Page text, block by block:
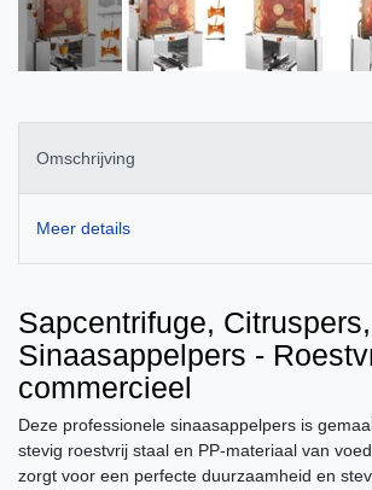
Omschrijving
Meer details
Sapcentrifuge, Citruspers,
Sinaasappelpers -
commercieel
Deze professionele sinaasappelpers is
stevig roestvrij staal en PP-materiaal van
zorgt voor een perfecte duurzaamheid en